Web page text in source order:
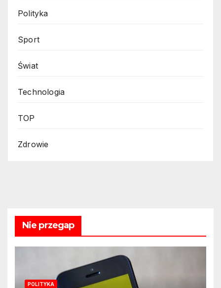
Polityka
Sport
Świat
Technologia
TOP
Zdrowie
Nie przegap
POLITYKA